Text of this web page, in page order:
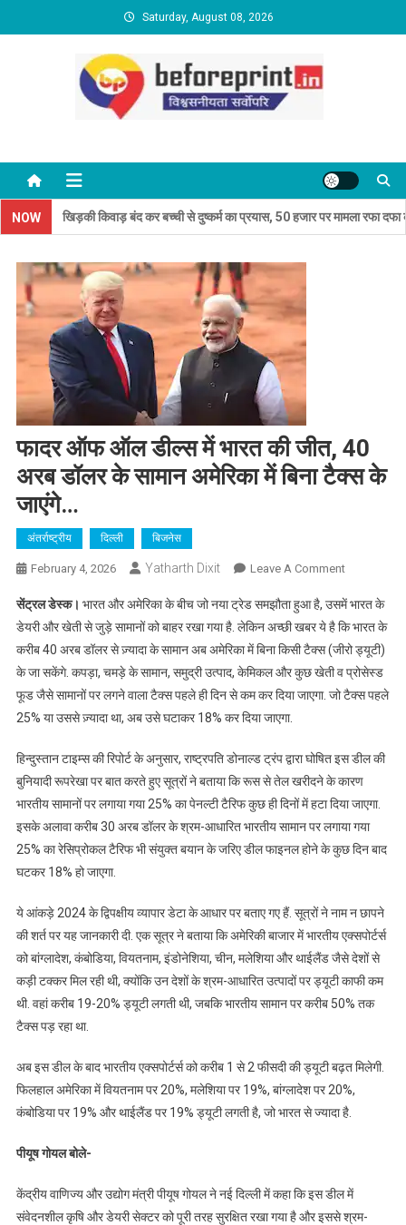
to
Saturday, August 08, 2026
NOW
खिड़की किवाड़ बंद कर बच्ची से दुष्कर्म का प्रयास, 50 हजार पर मामला रफा दफा करने का
फादर ऑफ ऑल डील्स में भारत की जीत, 40
अरब डॉलर के सामान अमेरिका में बिना टैक्स के
जाएंगे…
अंतर्राष्ट्रीय दिल्ली बिजनेस
February 4, 2026 Yatharth Dixit Leave A CommentOn
ऑफ
ऑल
डील्स
में
भारत
40
अरब
डॉलर
सामान
के
जाएंगे…
सेंट्रल डेस्क। भारत और अमेरिका के बीच जो नया ट्रेड समझौता हुआ है, उसमें भारत के
डेयरी और खेती से जुड़े सामानों को बाहर रखा गया है. लेकिन अच्छी खबर ये है कि भारत के
करीब 40 अरब डॉलर से ज़्यादा के सामान अब अमेरिका में बिना किसी टैक्स (जीरो ड्यूटी)
के जा सकेंगे. कपड़ा, चमड़े के सामान, समुद्री उत्पाद, केमिकल और कुछ खेती व प्रोसेस्ड
फूड जैसे सामानों पर लगने वाला टैक्स पहले ही दिन से कम कर दिया जाएगा. जो टैक्स पहले
25% या उससे ज़्यादा था, अब उसे घटाकर 18% कर दिया जाएगा.
हिन्दुस्तान टाइम्स की रिपोर्ट के अनुसार, राष्ट्रपति डोनाल्ड ट्रंप द्वारा घोषित इस डील की
बुनियादी रूपरेखा पर बात करते हुए सूत्रों ने बताया कि रूस से तेल खरीदने के कारण
भारतीय सामानों पर लगाया गया 25% का पेनल्टी टैरिफ कुछ ही दिनों में हटा दिया जाएगा.
इसके अलावा करीब 30 अरब डॉलर के श्रम-आधारित भारतीय सामान पर लगाया गया
25% का रेसिप्रोकल टैरिफ भी संयुक्त बयान के जरिए डील फाइनल होने के कुछ दिन बाद
घटकर 18% हो जाएगा.
ये आंकड़े 2024 के द्विपक्षीय व्यापार डेटा के आधार पर बताए गए हैं. सूत्रों ने नाम न छापने
की शर्त पर यह जानकारी दी. एक सूत्र ने बताया कि अमेरिकी बाजार में भारतीय एक्सपोर्टर्स
को बांग्लादेश, कंबोडिया, वियतनाम, इंडोनेशिया, चीन, मलेशिया और थाईलैंड जैसे देशों से
कड़ी टक्कर मिल रही थी, क्योंकि उन देशों के श्रम-आधारित उत्पादों पर ड्यूटी काफी कम
थी. वहां करीब 19-20% ड्यूटी लगती थी, जबकि भारतीय सामान पर करीब 50% तक
टैक्स पड़ रहा था.
अब इस डील के बाद भारतीय एक्सपोर्टर्स को करीब 1 से 2 फीसदी की ड्यूटी बढ़त मिलेगी.
फिलहाल अमेरिका में वियतनाम पर 20%, मलेशिया पर 19%, बांग्लादेश पर 20%,
कंबोडिया पर 19% और थाईलैंड पर 19% ड्यूटी लगती है, जो भारत से ज्यादा है.
पीयूष गोयल बोले-
केंद्रीय वाणिज्य और उद्योग मंत्री पीयूष गोयल ने नई दिल्ली में कहा कि इस डील में
संवेदनशील कृषि और डेयरी सेक्टर को पूरी तरह सुरक्षित रखा गया है और इससे श्रम-